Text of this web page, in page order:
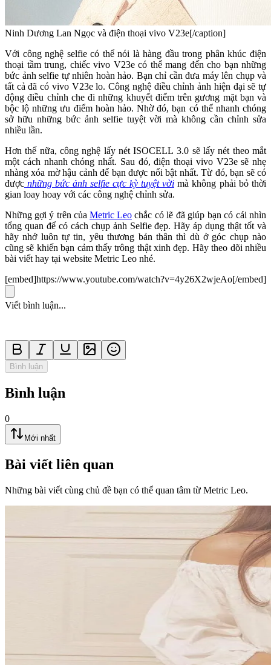
Ninh Dương Lan Ngọc và điện thoại vivo V23e[/caption]
Với công nghệ selfie có thể nói là hàng đầu trong phân khúc điện
thoại tầm trung, chiếc vivo V23e có thể mang đến cho bạn những
bức ảnh selfie tự nhiên hoàn hảo. Bạn chỉ cần đưa máy lên chụp và
tất cả đã có vivo V23e lo. Công nghệ điều chỉnh ảnh hiện đại sẽ tự
động điều chỉnh che đi những khuyết điểm trên gương mặt bạn và
bộc lộ những ưu điểm hoàn hảo. Nhờ đó, bạn có thể nhanh chóng
sở hữu những bức ảnh selfie tuyệt vời mà không cần chỉnh sửa
nhiều lần.
Hơn thế nữa, công nghệ lấy nét ISOCELL 3.0 sẽ lấy nét theo mắt
một cách nhanh chóng nhất. Sau đó, điện thoại vivo V23e sẽ nhẹ
nhàng xóa mờ hậu cảnh để bạn được nổi bật nhất. Từ đó, bạn sẽ có
được những bức ảnh selfie cực kỳ tuyệt vời mà không phải bỏ thời
gian loay hoay với các công nghệ chỉnh sửa.
Những gợi ý trên của Metric Leo chắc có lẽ đã giúp bạn có cái nhìn
tổng quan để có cách chụp ảnh Selfie đẹp. Hãy áp dụng thật tốt và
hãy nhớ luôn tự tin, yêu thương bản thân thì dù ở góc chụp nào
cũng sẽ khiến bạn cảm thấy trông thật xinh đẹp. Hãy theo dõi nhiều
bài viết hay tại website Metric Leo nhé.
[embed]https://www.youtube.com/watch?v=4y26X2wjeAo[/embed]
Viết bình luận...
Bình luận
Bình luận
0
Mới nhất
Bài viết liên quan
Những bài viết cùng chủ đề bạn có thể quan tâm từ Metric Leo.